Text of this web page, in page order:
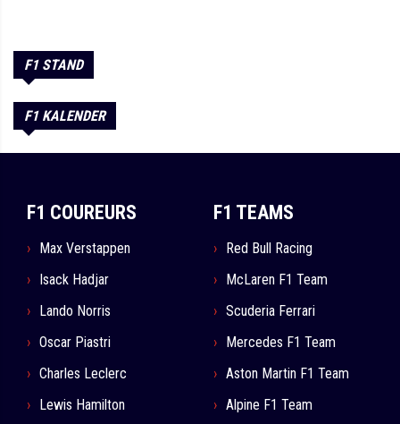
F1 STAND
F1 KALENDER
F1 COUREURS
Max Verstappen
Isack Hadjar
Lando Norris
Oscar Piastri
Charles Leclerc
Lewis Hamilton
F1 TEAMS
Red Bull Racing
McLaren F1 Team
Scuderia Ferrari
Mercedes F1 Team
Aston Martin F1 Team
Alpine F1 Team